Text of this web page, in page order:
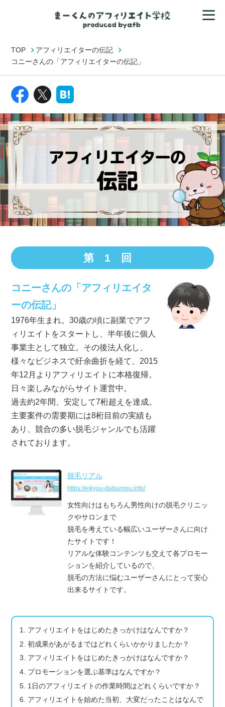
TOP
アフィリエイターの伝記
コニーさんの「アフィリエイターの伝記」
第1回
コニーさんの「アフィリエイタ
ーの伝記」
1976年生まれ。30歳の頃に副業でアフ
ィリエイトをスタートし、半年後に個人
事業主として独立。その後法人化し、
様々なビジネスで紆余曲折を経て、2015
年12月よりアフィリエイトに本格復帰。
日々楽しみながらサイト運営中。
過去約2年間、安定して7桁超えを達成。
主要案件の需要期には8桁目前の実績も
あり、競合の多い脱毛ジャンルでも活躍
されております。
脱毛リアル
https://eikyuu-datsumou.info/
女性向けはもちろん男性向けの脱毛クリニッ
クやサロンまで
脱毛を考えている幅広いユーザーさんに向け
たサイトです！
リアルな体験コンテンツも交えて各プロモー
ションを紹介しているので、
脱毛の方法に悩むユーザーさんにとって安心
出来るサイトです。
1. アフィリエイトをはじめたきっかけはなんですか？
2. 初成果があがるまではどれくらいかかりましたか？
3. アフィリエイトをはじめたきっかけはなんですか？
4. プロモーションを選ぶ基準はなんですか？
5. 1日のアフィリエイトの作業時間はどれくらいですか？
6. アフィリエイトを始めた当初、大変だったことはなんで